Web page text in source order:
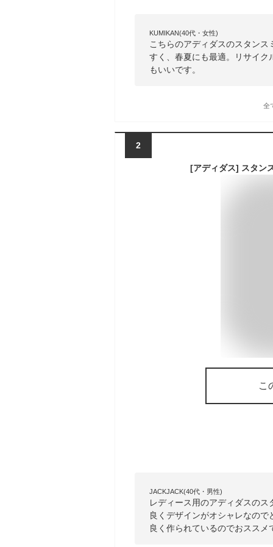
KUMIKAN(40代・女性)
こちらのアディダスのスタン
すく、春夏にも最適。リサイ
もいいです。
全
2
こ
JACKJACK(40代・男性)
レディース用のアディダスの
良くデザインがオシャレなの
良く作られているのでおススメ